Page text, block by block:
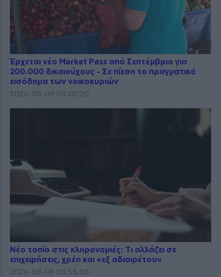
Έρχεται νέο Market Pass από Σεπτέμβριο για
200.000 δικαιούχους - Σε πίεση το πραγματικό
εισόδημα των νοικοκυριών
2026-08-09 04:02:20
Νέο τοπίο στις κληρονομιές: Τι αλλάζει σε
επιχειρήσεις, χρέη και «εξ αδιαιρέτου»
2026-08-09 03:55:08